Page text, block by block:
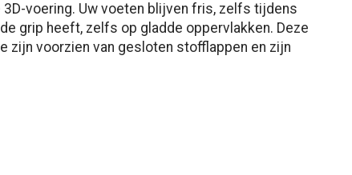
voering. Uw voeten blijven fris, zelfs tijdens
grip heeft, zelfs op gladde oppervlakken. Deze
zijn voorzien van gesloten stofflappen en zijn